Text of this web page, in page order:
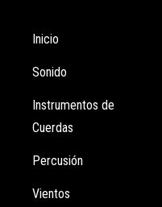
Inicio
Sonido
Instrumentos de
Cuerdas
Percusión
Vientos